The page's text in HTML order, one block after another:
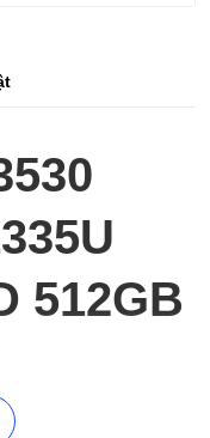
512GB
(3.4 GHz up to 4.6